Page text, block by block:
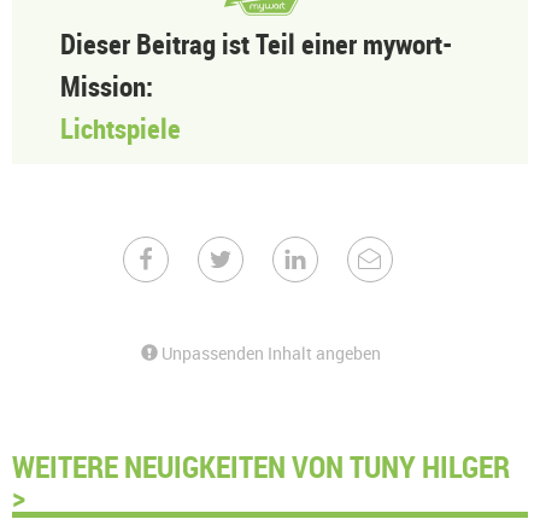
Dieser Beitrag ist Teil einer mywort-
Mission:
Lichtspiele
Unpassenden Inhalt angeben
WEITERE NEUIGKEITEN VON TUNY HILGER
>